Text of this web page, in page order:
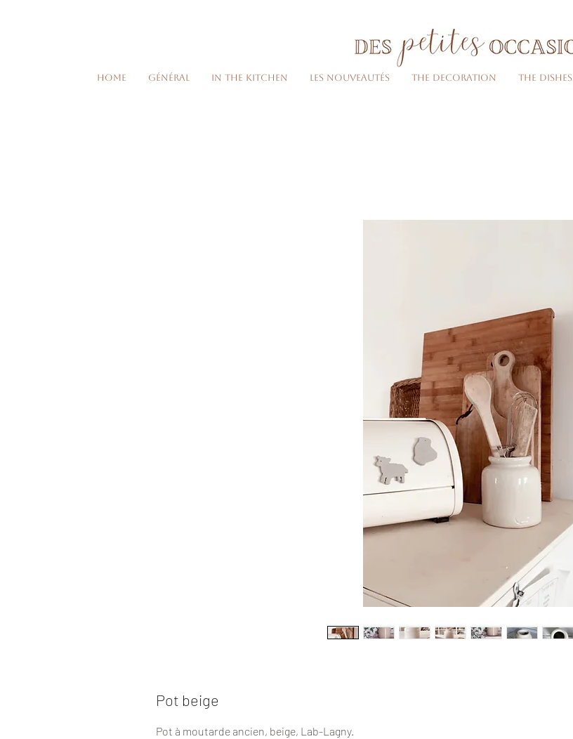
Home Général In the kitchen Les nouveautés The decoration The dishes
Pot beige
Pot à moutarde ancien, beige, Lab-Lagny.